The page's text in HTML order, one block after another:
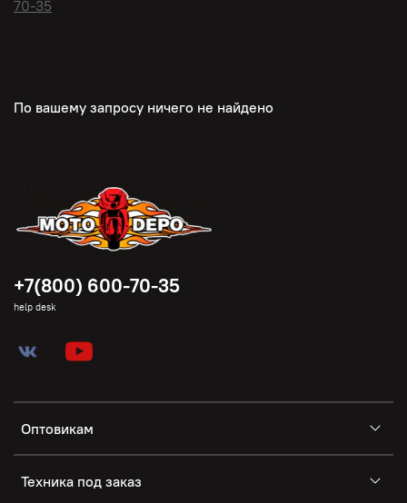
70-35
По вашему запросу ничего не найдено
Оптовикам
Техника под заказ
+7(800) 600-70-35
help desk